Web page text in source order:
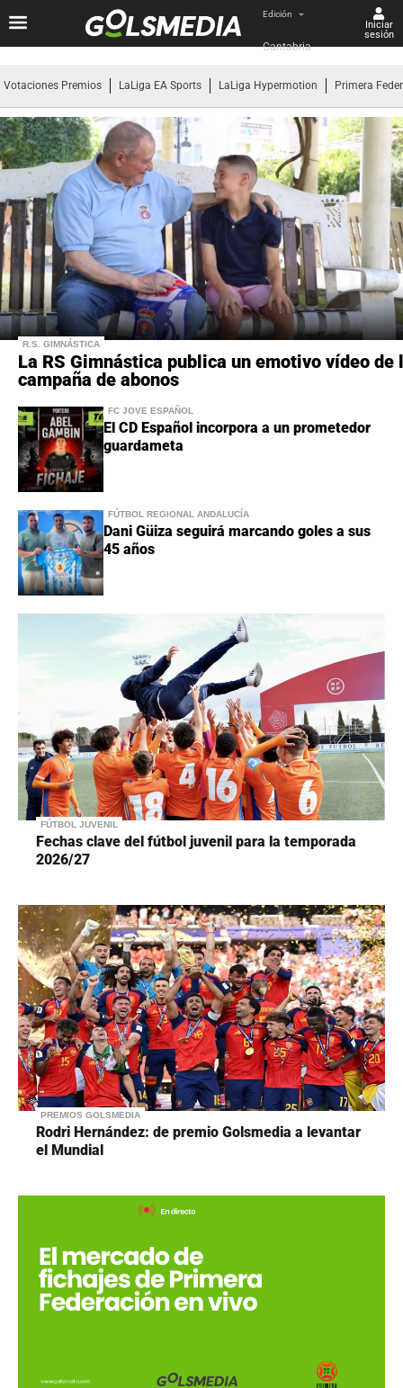
Edición
Cantabria
Iniciar
sesión
Votaciones Premios LaLiga EA Sports LaLiga Hypermotion Primera
R.S. GIMNÁSTICA
La RS Gimnástica publica un emotivo vídeo de
campaña de abonos
FC JOVE ESPAÑOL
El CD Español incorpora a un prometedor
guardameta
FÚTBOL REGIONAL ANDALUCÍA
Dani Güiza seguirá marcando goles a sus
45 años
FÚTBOL JUVENIL
Fechas clave del fútbol juvenil para la temporada
2026/27
PREMIOS GOLSMEDIA
Rodri Hernández: de premio Golsmedia a levantar
el Mundial